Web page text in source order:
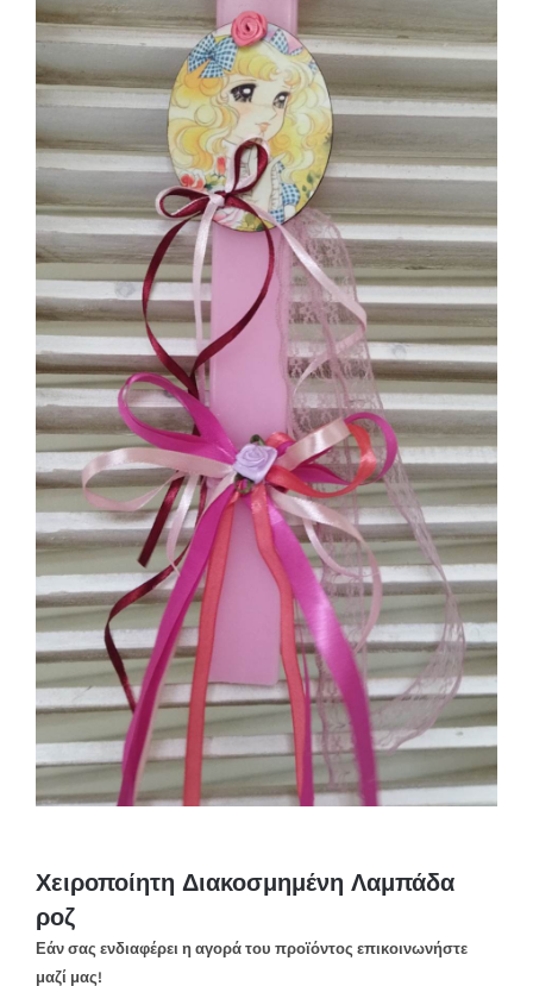
Χειροποίητη Διακοσμημένη Λαμπάδα
ροζ
Εάν σας ενδιαφέρει η αγορά του προϊόντος επικοινωνήστε
μαζί μας!